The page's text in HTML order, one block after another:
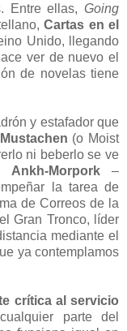
Entre ellas, Going
Cartas en el
Unido, llegando
ver de nuevo el
de novelas tiene
y estafador que
(o Moist
ni beberlo se ve
Ankh-Morpork–
la tarea de
de Correos de la
Gran Tronco, líder
mediante el
ya contemplamos
crítica al servicio
parte del